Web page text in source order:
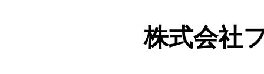
株式会社